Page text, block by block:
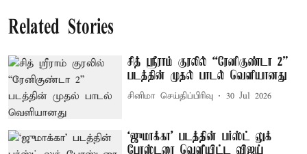
Related Stories
சித் ஸ்ரீராம் குரலில் “ரேனிகுண்டா 2”
படத்தின் முதல் பாடல் வெளியானது
சினிமா செய்திப்பிரிவு 30 Jul 2026
`ஜுமாக்கா' படத்தின் பர்ஸ்ட் லுக்
போஸ்டரை வெளியிட்ட விஜய்